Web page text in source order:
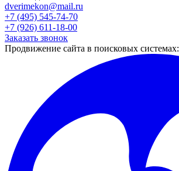
dverimekon@mail.ru
+7 (495) 545-74-70
+7 (926) 611-18-00
Заказать звонок
Продвижение сайта в поисковых системах: